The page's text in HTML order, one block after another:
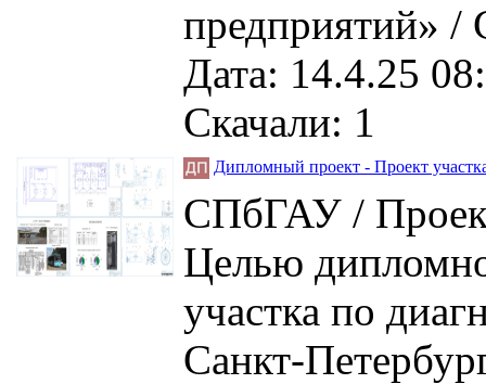
предприятий» /
Дата: 14.4.25
Скачали: 1
Дипломный проект - Проект
СПбГАУ /
Целью
участка по
Санкт-